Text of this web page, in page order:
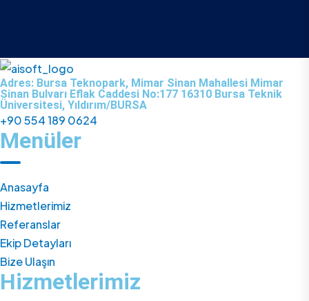
Adres: Bursa Teknopark, Mimar Sinan Mahallesi Mimar
Sinan Bulvarı Eflak Caddesi No:177 16310 Bursa Teknik
Üniversitesi, Yıldırım/BURSA
+90 554 189 0624
Menüler
Anasayfa
Hizmetlerimiz
Referanslar
Ekip Detayları
Bize Ulaşın
Hizmetlerimiz